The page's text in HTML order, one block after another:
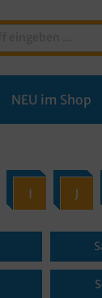
NEU im Shop
I J